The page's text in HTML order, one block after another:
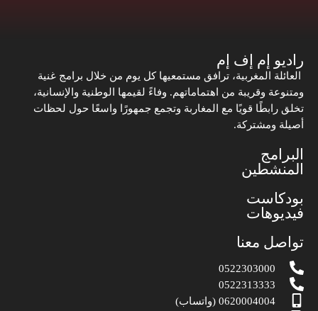
راديو إم إف إم
العائلة المغربية، ترافق مستمعيها كل يوم من خلال برامج غنية
ومتنوعة وقريبة من اهتماماتهم. وفاءً لقيمها الوطنية والإنسانية،
تخلق رابطًا قويًا مع المغاربة وتجمع جمهورًا واسعًا حول لحظات
أصيلة ومشتركة.
البرامج
المنشطين
بودكاست
فيديوهات
تواصل معنا
0522303000
0522313333
0620004004 (واتساب)